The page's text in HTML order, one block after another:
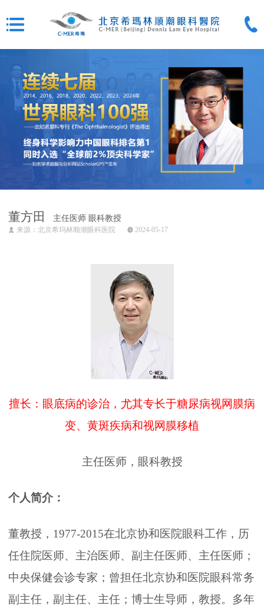
董方田 主任医师 眼科教授
来源：北京希玛林顺潮眼科医院 2024-05-17
擅长：眼底病的诊治，尤其专长于糖尿病视网膜病
变、黄斑疾病和视网膜移植
主任医师，眼科教授
个人简介：
董教授，1977-2015在北京协和医院眼科工作，历
任住院医师、主治医师、副主任医师、主任医师；
中央保健会诊专家；曾担任北京协和医院眼科常务
副主任，副主任、主任；博士生导师，教授。多年